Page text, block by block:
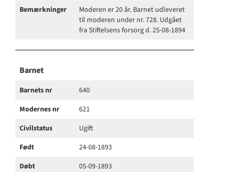
Bemærkninger
Moderen er 20 år. Barnet udleveret
til moderen under nr. 728. Udgået
fra Stiftelsens forsorg d. 25-08-1894
Barnet
Barnets nr
640
Modernes nr
621
Civilstatus
Ugift
Født
24-08-1893
Døbt
05-09-1893